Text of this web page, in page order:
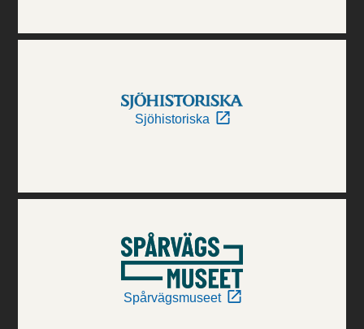
Sjöhistoriska
Spårvägsmuseet